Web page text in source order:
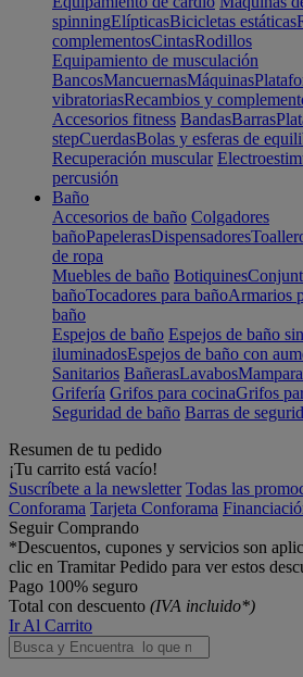
spinningElípticasBicicletas estáticas
complementosCintasRodillos
Equipamiento de musculación
BancosMancuernasMáquinas
vibratoriasRecambios y
Accesorios fitness BandasBarras
stepCuerdasBolas y esferas de
Recuperación muscular
percusión
Baño
Accesorios de baño Colgadores
bañoPapelerasDispensadores
de ropa
Muebles de baño Botiquines
bañoTocadores para bañoArmarios
baño
Espejos de baño Espejos de baño
iluminadosEspejos de baño con
Sanitarios BañerasLavabos
Grifería Grifos para cocinaGrifos
Seguridad de baño Barras de
Resumen de tu pedido
¡Tu carrito está vacío!
Suscríbete a la newsletter Todas las
Conforama Tarjeta Conforama
Seguir Comprando
*Descuentos, cupones y servicios son
clic en Tramitar Pedido para ver estos
Pago 100% seguro
Total con descuento (IVA incluido*)
Ir Al Carrito